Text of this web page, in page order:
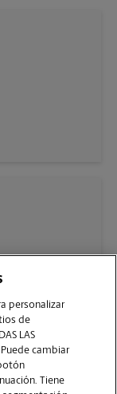
personalizar
de
LAS
cambiar
Tiene